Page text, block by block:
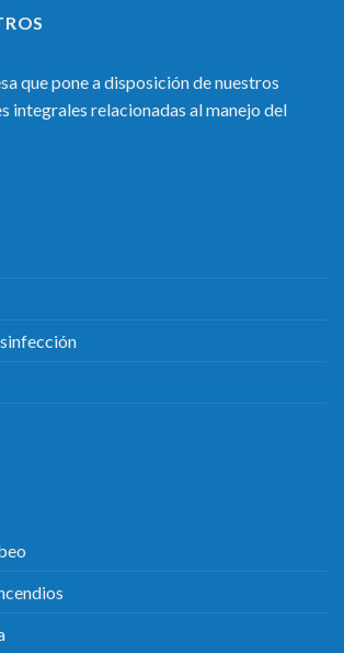
que pone a disposición de nuestros
integrales relacionadas al manejo del